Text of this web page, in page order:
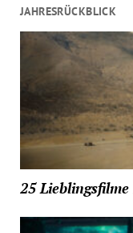
JAHRESRÜCKBLICK
25 Lieblingsfilme